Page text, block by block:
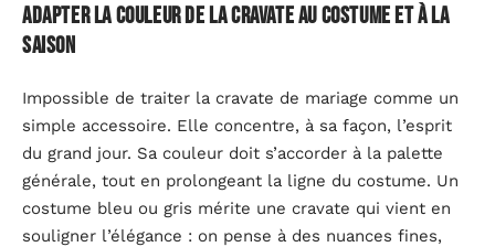
Adapter la couleur de la cravate au costume et à la
saison
Impossible de traiter la cravate de mariage comme un
simple accessoire. Elle concentre, à sa façon, l’esprit
du grand jour. Sa couleur doit s’accorder à la palette
générale, tout en prolongeant la ligne du costume. Un
costume bleu ou gris mérite une cravate qui vient en
souligner l’élégance : on pense à des nuances fines,